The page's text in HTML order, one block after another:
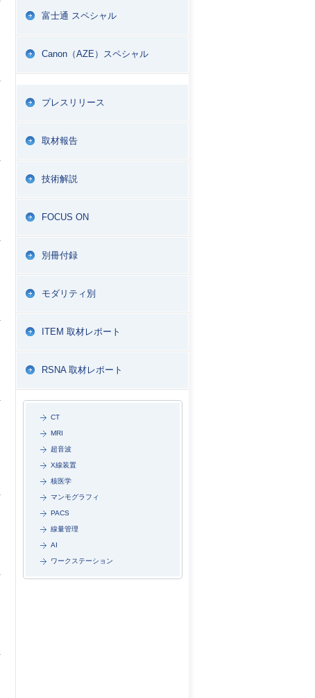
富士通 スペシャル
Canon（AZE）スペシャル
プレスリリース
取材報告
技術解説
FOCUS ON
別冊付録
モダリティ別
ITEM 取材レポート
RSNA 取材レポート
CT
MRI
超音波
X線装置
核医学
マンモグラフィ
PACS
線量管理
AI
ワークステーション